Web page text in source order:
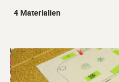
4 Materialien